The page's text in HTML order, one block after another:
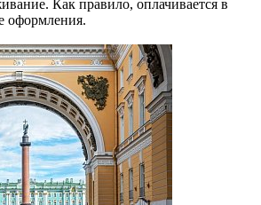
Как правило, оплачивается в
оформления.